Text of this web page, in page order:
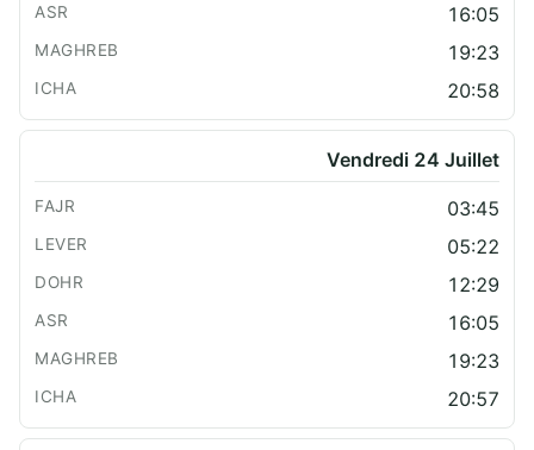
16:05
19:23
20:58
Vendredi 24 Juillet
03:45
05:22
12:29
16:05
19:23
20:57